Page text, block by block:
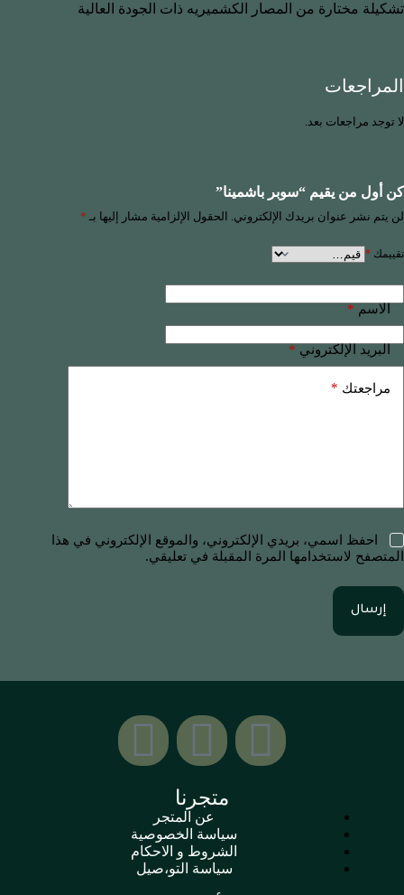
تشكيلة مختارة من المصار الكشميريه ذات الجودة العالية
المراجعات
لا توجد مراجعات بعد.
كن أول من يقيم “سوبر باشمينا”
لن يتم نشر عنوان بريدك الإلكتروني. الحقول الإلزامية مشار إليها بـ *
تقييمك *
الاسم*
البريد الإلكتروني*
مراجعتك *
احفظ اسمي، بريدي الإلكتروني، والموقع الإلكتروني في هذا
المتصفح لاستخدامها المرة المقبلة في تعليقي.
إرسال
متجرنا
عن المتجر
سياسة الخصوصية
الشروط و الاحكام
سياسة التو،صيل